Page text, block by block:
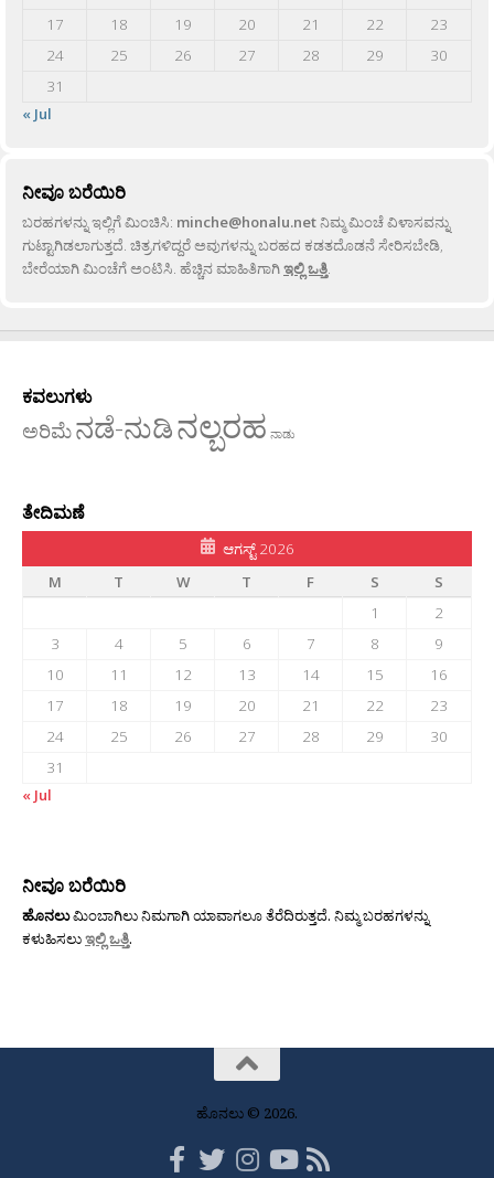
17
18 19 20 21 22
23
24
25 26 27 28 29
30
31
« Jul
ನೀವೂ ಬರೆಯಿರಿ
ಬರಹಗಳನ್ನು ಇಲ್ಲಿಗೆ ಮಿಂಚಿಸಿ: minche@honalu.netನಿಮ್ಮ ಮಿಂಚೆ ವಿಳಾಸವನ್ನು
ಗುಟ್ಟಾಗಿಡಲಾಗುತ್ತದೆ. ಚಿತ್ರಗಳಿದ್ದರೆ ಅವುಗಳನ್ನು ಬರಹದ ಕಡತದೊಡನೆ ಸೇರಿಸಬೇಡಿ,
ಬೇರೆಯಾಗಿ ಮಿಂಚೆಗೆ ಅಂಟಿಸಿ. ಹೆಚ್ಚಿನ ಮಾಹಿತಿಗಾಗಿಇಲ್ಲಿ ಒತ್ತಿ.
ಕವಲುಗಳು
ಅರಿಮೆನಡೆ-ನುಡಿನಲ್ಬರಹ ನಾಡು
ತೇದಿಮಣೆ
ಆಗಸ್ಟ್ 2026
M
T W T F S
S
1
2
3
4 5 6 7 8
9
10
11 12 13 14 15
16
17
18 19 20 21 22
23
24
25 26 27 28 29
30
31
« Jul
ನೀವೂ ಬರೆಯಿರಿ
ಹೊನಲುಮಿಂಬಾಗಿಲು ನಿಮಗಾಗಿ ಯಾವಾಗಲೂ ತೆರೆದಿರುತ್ತದೆ. ನಿಮ್ಮ ಬರಹಗಳನ್ನು
ಕಳುಹಿಸಲುಇಲ್ಲಿ ಒತ್ತಿ.
ಹೊನಲು © 2026.